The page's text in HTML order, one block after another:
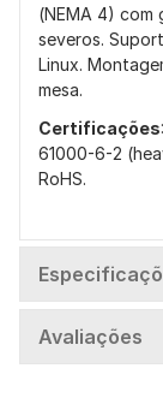
(NEMA 4) com
severos.
Linux.
mesa.
Certificações
61000-6-2
RoHS.
Avaliações